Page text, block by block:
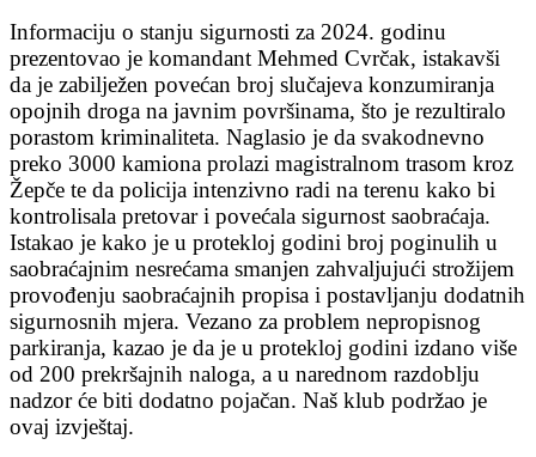
Informaciju o stanju sigurnosti za 2024. godinu
prezentovao je komandant Mehmed Cvrčak, istakavši
da je zabilježen povećan broj slučajeva konzumiranja
opojnih droga na javnim površinama, što je rezultiralo
porastom kriminaliteta. Naglasio je da svakodnevno
preko 3000 kamiona prolazi magistralnom trasom kroz
Žepče te da policija intenzivno radi na terenu kako bi
kontrolisala pretovar i povećala sigurnost saobraćaja.
Istakao je kako je u protekloj godini broj poginulih u
saobraćajnim nesrećama smanjen zahvaljujući strožijem
provođenju saobraćajnih propisa i postavljanju dodatnih
sigurnosnih mjera. Vezano za problem nepropisnog
parkiranja, kazao je da je u protekloj godini izdano više
od 200 prekršajnih naloga, a u narednom razdoblju
nadzor će biti dodatno pojačan. Naš klub podržao je
ovaj izvještaj.